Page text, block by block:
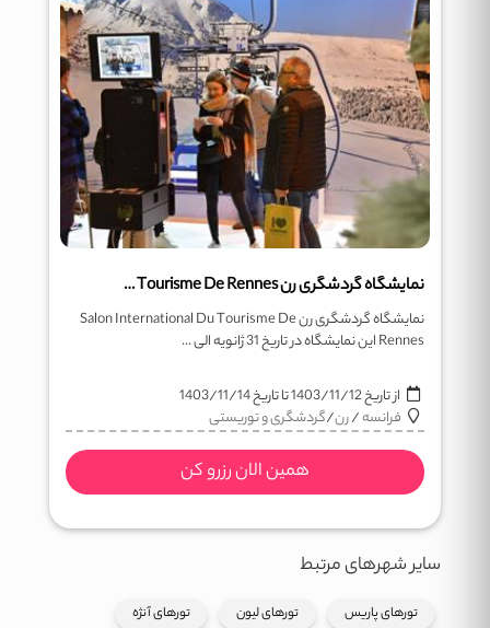
نمایشگاه گردشگری رن Salon International Du Tourisme De Rennes
نمایشگاه گردشگری رن Salon International Du Tourisme De
Rennes این نمایشگاه در تاریخ 31 ژانویه الی ...
از تاریخ1403/11/12تا تاریخ1403/11/14
فرانسه/رن/گردشگری و توریستی
همین الان رزرو کن
سایر شهرهای مرتبط
تورهای پاریس تورهای لیون تورهای آنژه